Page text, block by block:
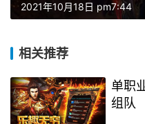
2021年10月18日 pm7:44
相关推荐
单职
组队